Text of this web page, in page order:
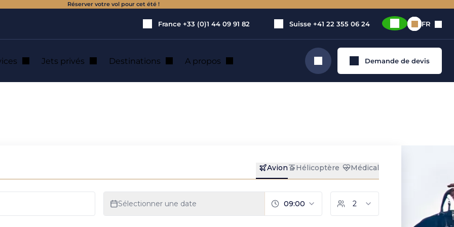
Réserver votre vol pour cet été !
France +33 (0)1 44 09 91 82 Suisse +41 22 355 06 24 FR
Jets privés Destinations A propos Rechercher Demande de devis